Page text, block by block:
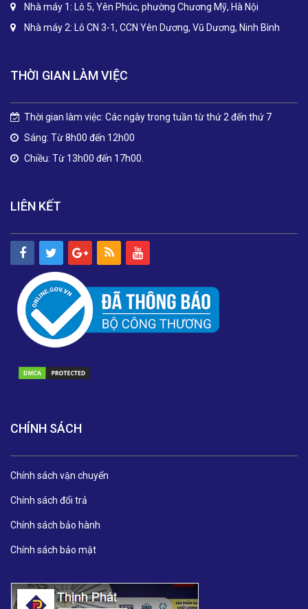
Nhà máy 1: Lô 5, Yên Phúc, phường Chương Mỹ, Hà Nội
Nhà máy 2: Lô CN 3-1, CCN Yên Dương, Vũ Dương, Ninh Bình
THỜI GIAN LÀM VIỆC
Thời gian làm việc: Các ngày trong tuần từ thứ 2 đến thứ 7
Sáng: Từ 8h00 đến 12h00
Chiều: Từ 13h00 đến 17h00.
LIÊN KẾT
CHÍNH SÁCH
Chính sách vận chuyển
Chính sách đổi trả
Chính sách bảo hành
Chính sách bảo mật